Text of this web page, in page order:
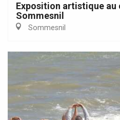
Exposition artistique au
Sommesnil
Sommesnil